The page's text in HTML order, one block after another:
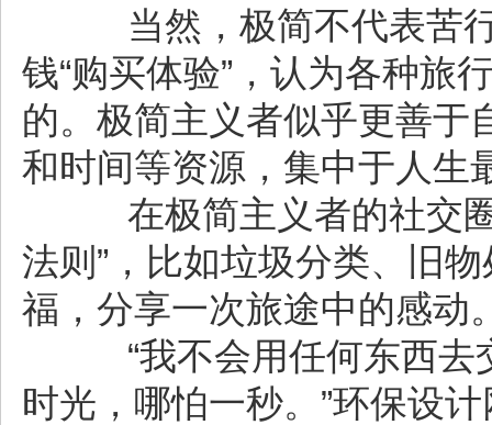
当然，极简不代表苦行
钱“购买体验”，认为各种旅
的。极简主义者似乎更善于
和时间等资源，集中于人生
在极简主义者的社交圈
法则”，比如垃圾分类、旧
福，分享一次旅途中的感动
“我不会用任何东西去
时光，哪怕一秒。”环保设